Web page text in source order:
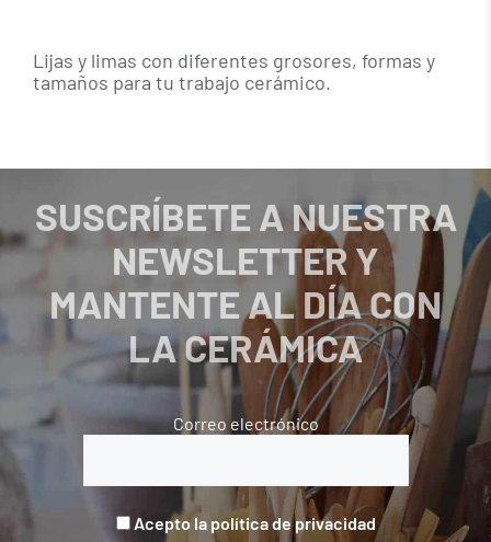
Lijas y limas con diferentes grosores, formas y
tamaños para tu trabajo cerámico.
SUSCRÍBETE A NUESTRA
NEWSLETTER Y
MANTENTE AL DÍA CON
LA CERÁMICA
Correo electrónico
Acepto la política de privacidad